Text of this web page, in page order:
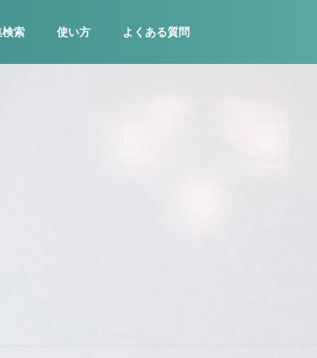
検索 使い方 よくある質問